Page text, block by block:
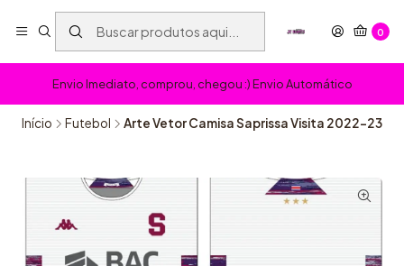
0
Envio Imediato, comprou, chegou :) Envio Automático
Início Futebol Arte Vetor Camisa Saprissa Visita 2022-23